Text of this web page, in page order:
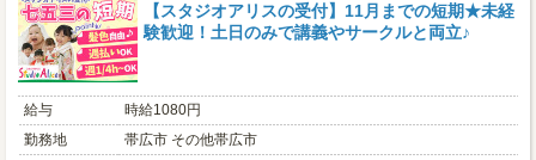
【スタジオアリスの受付】11月までの短期★未経
験歓迎！土日のみで講義やサークルと両立♪
給与
時給1080円
勤務地
帯広市 その他帯広市